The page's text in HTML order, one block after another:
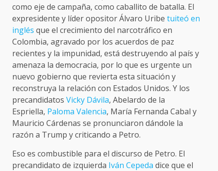
como eje de campaña, como caballito de batalla. El
expresidente y líder opositor Álvaro Uribe tuiteó en
inglés que el crecimiento del narcotráfico en
Colombia, agravado por los acuerdos de paz
recientes y la impunidad, está destruyendo al país y
amenaza la democracia, por lo que es urgente un
nuevo gobierno que revierta esta situación y
reconstruya la relación con Estados Unidos. Y los
precandidatos Vicky Dávila, Abelardo de la
Espriella, Paloma Valencia, María Fernanda Cabal y
Mauricio Cárdenas se pronunciaron dándole la
razón a Trump y criticando a Petro.
Eso es combustible para el discurso de Petro. El
precandidato de izquierda Iván Cepeda dice que el